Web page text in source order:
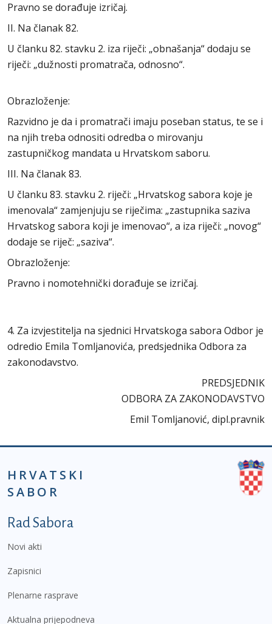
Pravno se dorađuje izričaj.
II. Na članak 82.
U članku 82. stavku 2. iza riječi: „obnašanja“ dodaju se
riječi: „dužnosti promatrača, odnosno“.
Obrazloženje:
Razvidno je da i promatrači imaju poseban status, te se i
na njih treba odnositi odredba o mirovanju
zastupničkog mandata u Hrvatskom saboru.
III. Na članak 83.
U članku 83. stavku 2. riječi: „Hrvatskog sabora koje je
imenovala“ zamjenjuju se riječima: „zastupnika saziva
Hrvatskog sabora koji je imenovao“, a iza riječi: „novog“
dodaje se riječ: „saziva“.
Obrazloženje:
Pravno i nomotehnički dorađuje se izričaj.
4. Za izvjestitelja na sjednici Hrvatskoga sabora Odbor je
odredio Emila Tomljanovića, predsjednika Odbora za
zakonodavstvo.
PREDSJEDNIK
ODBORA ZA ZAKONODAVSTVO
Emil Tomljanović, dipl.pravnik
HRVATSKI
SABOR
Podnožje prvi izbornik
Rad Sabora
Novi akti
Zapisnici
Plenarne rasprave
Aktualna prijepodneva